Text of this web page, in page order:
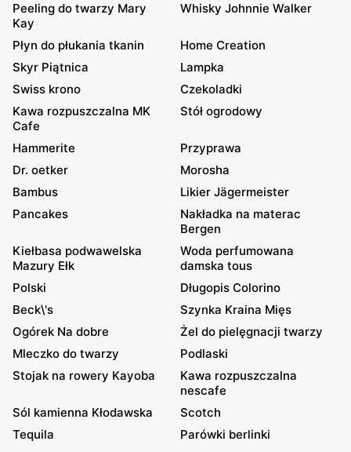
Peeling do twarzy Mary
Kay
Whisky Johnnie Walker
Płyn do płukania tkanin
Home Creation
Skyr Piątnica
Lampka
Swiss krono
Czekoladki
Kawa rozpuszczalna MK
Cafe
Stół ogrodowy
Hammerite
Przyprawa
Dr. oetker
Morosha
Bambus
Likier Jägermeister
Pancakes
Nakładka na materac
Bergen
Kiełbasa podwawelska
Mazury Ełk
Woda perfumowana
damska tous
Polski
Długopis Colorino
Beck\'s
Szynka Kraina Mięs
Ogórek Na dobre
Żel do pielęgnacji twarzy
Mleczko do twarzy
Podlaski
Stojak na rowery Kayoba
Kawa rozpuszczalna
nescafe
Sól kamienna Kłodawska
Scotch
Tequila
Parówki berlinki